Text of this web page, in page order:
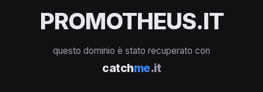
PROMOTHEUS.IT
questo dominio è stato recuperato con
catchme.it